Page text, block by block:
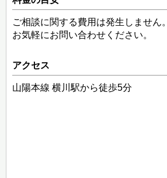
ご相談に関する費用は発生しません。
お気軽にお問い合わせください。
アクセス
山陽本線 横川駅から徒歩5分